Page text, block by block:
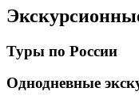
Туры по России
Однодневные